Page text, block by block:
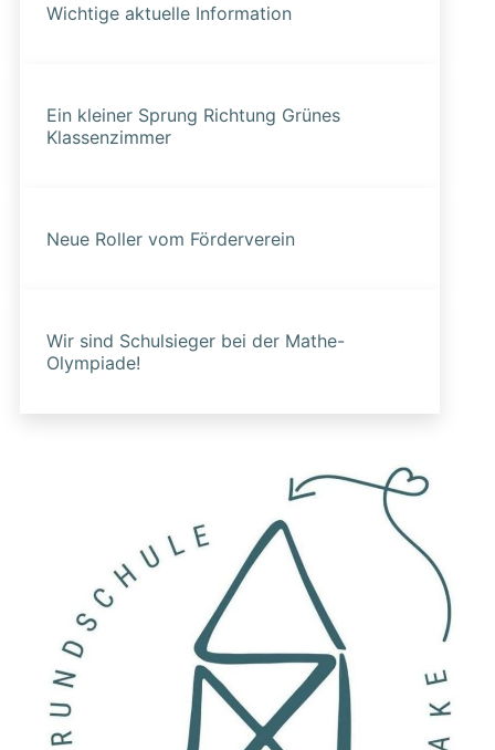
Wichtige aktuelle Information
Ein kleiner Sprung Richtung Grünes
Klassenzimmer
Neue Roller vom Förderverein
Wir sind Schulsieger bei der Mathe-
Olympiade!